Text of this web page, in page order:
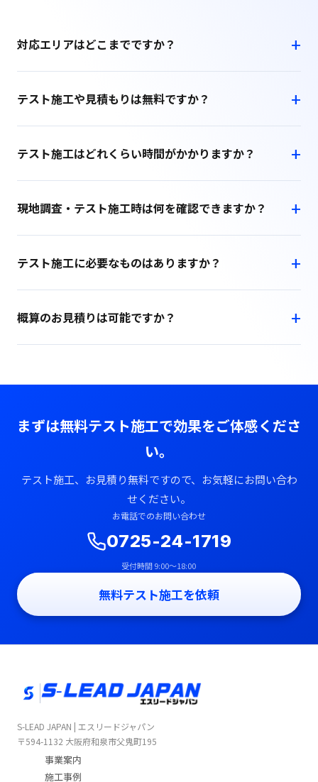
対応エリアはどこまでですか？
テスト施工や見積もりは無料ですか？
テスト施工はどれくらい時間がかかりますか？
現地調査・テスト施工時は何を確認できますか？
テスト施工に必要なものはありますか？
概算のお見積りは可能ですか？
まずは無料テスト施工で効果をご体感くださ
い。
テスト施工、お見積り無料ですので、お気軽にお問い合わ
せください。
お電話でのお問い合わせ
0725-24-1719
受付時間 9:00〜18:00
無料テスト施工を依頼
S-LEAD JAPAN | エスリードジャパン
〒594-1132 大阪府和泉市父鬼町195
事業案内
施工事例